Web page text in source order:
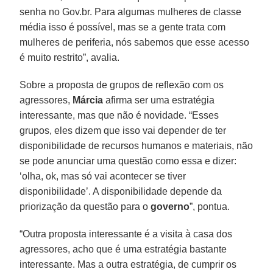
senha no Gov.br. Para algumas mulheres de classe
média isso é possível, mas se a gente trata com
mulheres de periferia, nós sabemos que esse acesso
é muito restrito”, avalia.
Sobre a proposta de grupos de reflexão com os
agressores, Márcia afirma ser uma estratégia
interessante, mas que não é novidade. “Esses
grupos, eles dizem que isso vai depender de ter
disponibilidade de recursos humanos e materiais, não
se pode anunciar uma questão como essa e dizer:
‘olha, ok, mas só vai acontecer se tiver
disponibilidade’. A disponibilidade depende da
priorização da questão para ogoverno”, pontua.
“Outra proposta interessante é a visita à casa dos
agressores, acho que é uma estratégia bastante
interessante. Mas a outra estratégia, de cumprir os